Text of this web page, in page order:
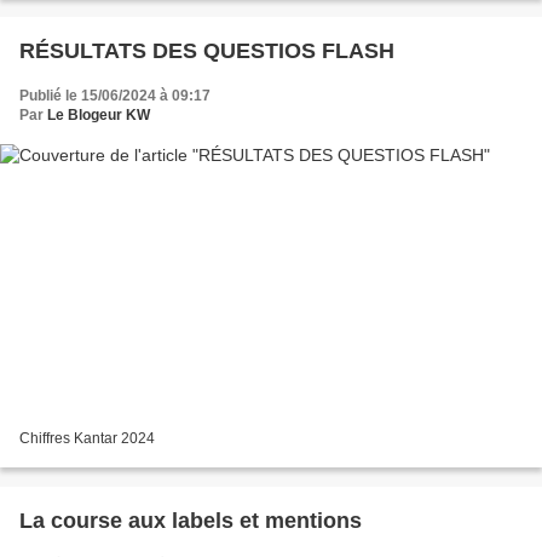
RÉSULTATS DES QUESTIOS FLASH
Publié le 15/06/2024 à 09:17
Par Le Blogeur KW
Chiffres Kantar 2024
La course aux labels et mentions